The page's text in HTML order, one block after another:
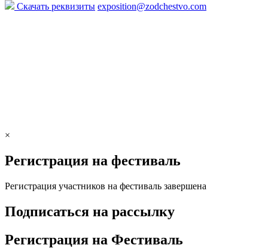
Скачать реквизиты exposition@zodchestvo.com
×
Регистрация на фестиваль
Регистрация участников на фестиваль завершена
Подписаться на рассылку
Регистрация на Фестиваль